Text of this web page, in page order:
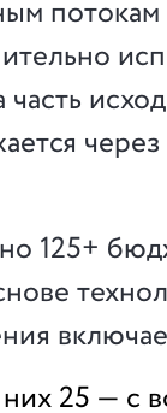
125+
25 — с